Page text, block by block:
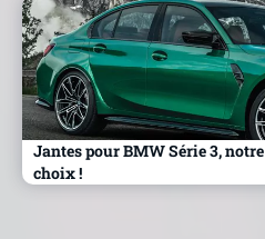
Jantes pour BMW Série 3, notre
choix !